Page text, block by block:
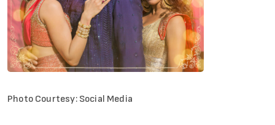
Photo Courtesy: Social Media